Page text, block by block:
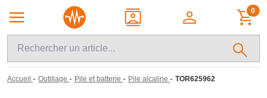
0
Accueil - Outillage - Pile et batterie - Pile alcaline - TOR625962